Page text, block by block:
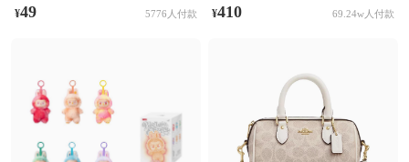
妆前乳液 舒缓肌肤 修护保湿
¥49 5776人付款
便舒适百搭耐磨防滑复古 White 纯
¥410 69.24w人付款